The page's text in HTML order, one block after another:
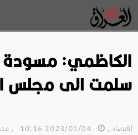
الكاظمي: مسودة
سلمت الى مجلس
اقتصاد,
,